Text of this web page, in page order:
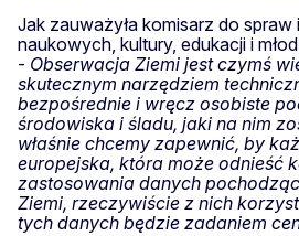
Jak zauważyła komisarz do
naukowych, kultury, edukacji i
- Obserwacja Ziemi jest czymś
skutecznym narzędziem
bezpośrednie i wręcz osobiste
środowiska i śladu, jaki na nim
właśnie chcemy zapewnić, by
europejska, która może odnieść
zastosowania danych
Ziemi, rzeczywiście z nich
tych danych będzie zadaniem